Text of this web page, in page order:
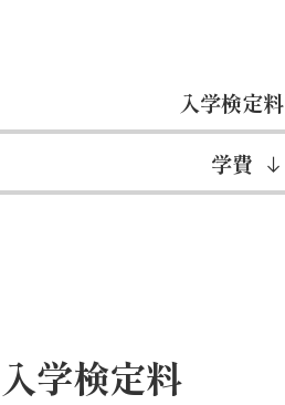
入学検定料
学費
入学検定料